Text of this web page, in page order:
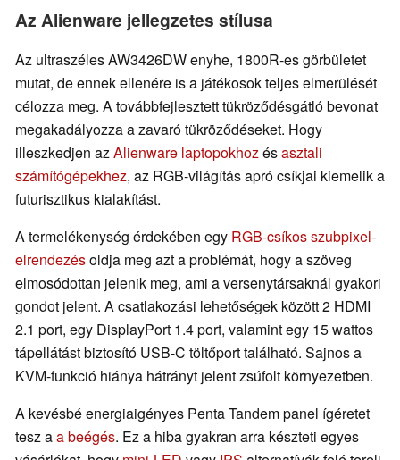
Az Alienware jellegzetes stílusa
Az ultraszéles AW3426DW enyhe, 1800R-es görbületet
mutat, de ennek ellenére is a játékosok teljes elmerülését
célozza meg. A továbbfejlesztett tükröződésgátló bevonat
megakadályozza a zavaró tükröződéseket. Hogy
illeszkedjen azAlienware laptopokhozésasztali
számítógépekhez, az RGB-világítás apró csíkjai kiemelik a
futurisztikus kialakítást.
A termelékenység érdekében egy RGB-csíkos szubpixel-
elrendezésoldja meg azt a problémát, hogy a szöveg
elmosódottan jelenik meg, ami a versenytársaknál gyakori
gondot jelent. A csatlakozási lehetőségek között 2 HDMI
2.1 port, egy DisplayPort 1.4 port, valamint egy 15 wattos
tápellátást biztosító USB-C töltőport található. Sajnos a
KVM-funkció hiánya hátrányt jelent zsúfolt környezetben.
A kevésbé energiaigényes Penta Tandem panel ígéretet
tesz aa beégés. Ez a hiba gyakran arra készteti egyes